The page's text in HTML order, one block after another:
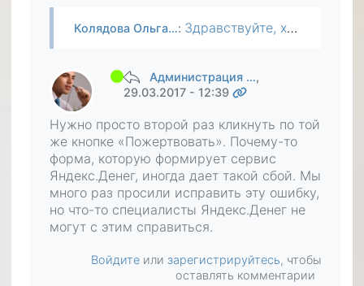
Колядова Ольга…: Здравствуйте, хотела перечислить 100 рублей на поддержку, но система пишет некорректные данные. С уважением, Ольга
Администрация …,
29.03.2017 - 12:39
Нужно просто второй раз кликнуть по той
же кнопке «Пожертвовать». Почему-то
форма, которую формирует сервис
Яндекс.Денег, иногда дает такой сбой. Мы
много раз просили исправить эту ошибку,
но что-то специалисты Яндекс.Денег не
могут с этим справиться.
Войдите или зарегистрируйтесь, чтобы
оставлять комментарии